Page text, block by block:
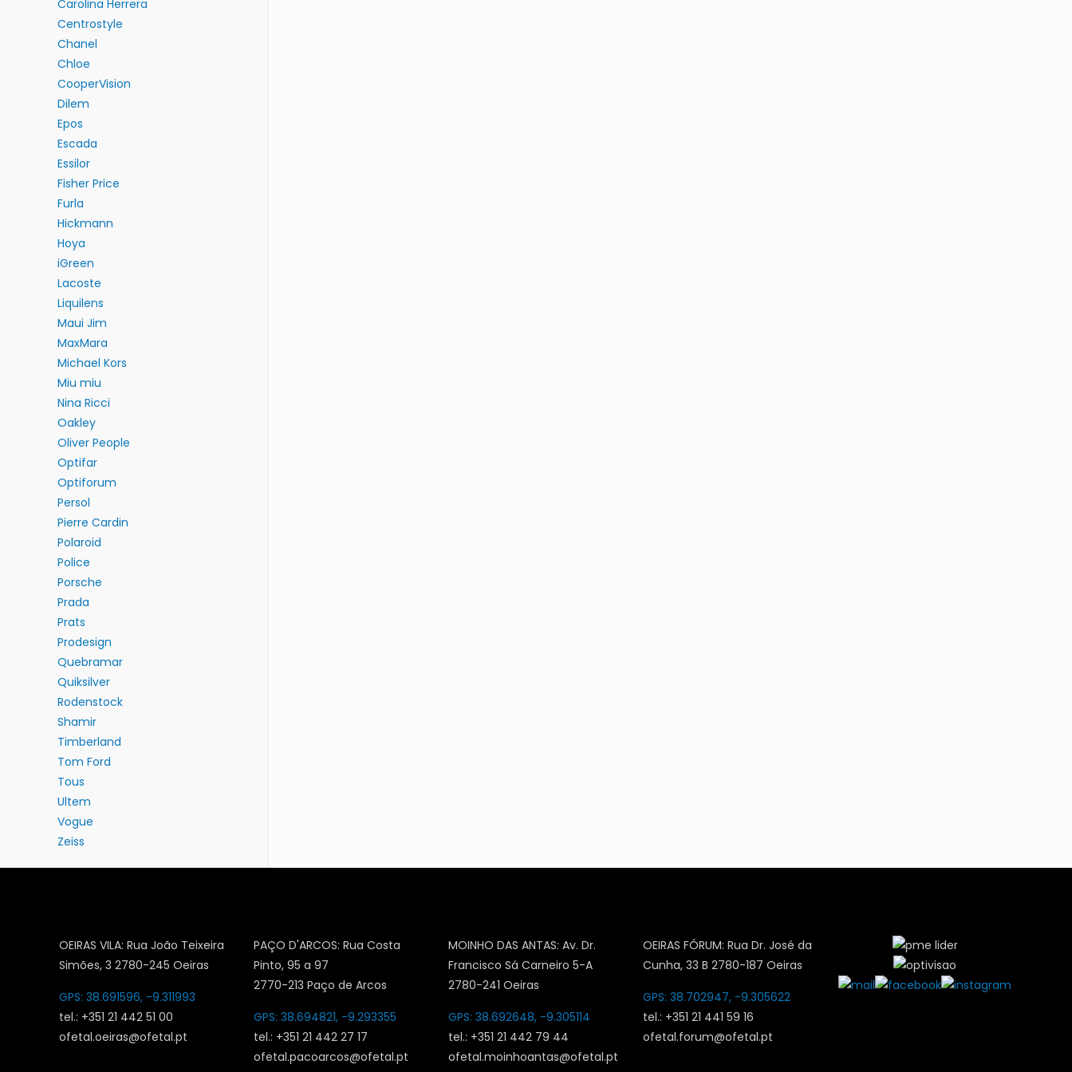
Carolina Herrera
Centrostyle
Chanel
Chloe
CooperVision
Dilem
Epos
Escada
Essilor
Fisher Price
Furla
Hickmann
Hoya
iGreen
Lacoste
Liquilens
Maui Jim
MaxMara
Michael Kors
Miu miu
Nina Ricci
Oakley
Oliver People
Optifar
Optiforum
Persol
Pierre Cardin
Polaroid
Police
Porsche
Prada
Prats
Prodesign
Quebramar
Quiksilver
Rodenstock
Shamir
Timberland
Tom Ford
Tous
Ultem
Vogue
Zeiss
OEIRAS VILA: Rua João Teixeira
Simões, 3 2780-245 Oeiras
GPS: 38.691596, -9.311993
tel.: +351 21 442 51 00
ofetal.oeiras@ofetal.pt
PAÇO D'ARCOS: Rua Costa
Pinto, 95 a 97
2770-213 Paço de Arcos
GPS: 38.694821, -9.293355
tel.: +351 21 442 27 17
ofetal.pacoarcos@ofetal.pt
MOINHO DAS ANTAS: Av. Dr.
Francisco Sá Carneiro 5-A
2780-241 Oeiras
GPS: 38.692648, -9.305114
tel.: +351 21 442 79 44
ofetal.moinhoantas@ofetal.pt
OEIRAS FÓRUM: Rua Dr. José da
Cunha, 33 B 2780-187 Oeiras
GPS: 38.702947, -9.305622
tel.: +351 21 441 59 16
ofetal.forum@ofetal.pt